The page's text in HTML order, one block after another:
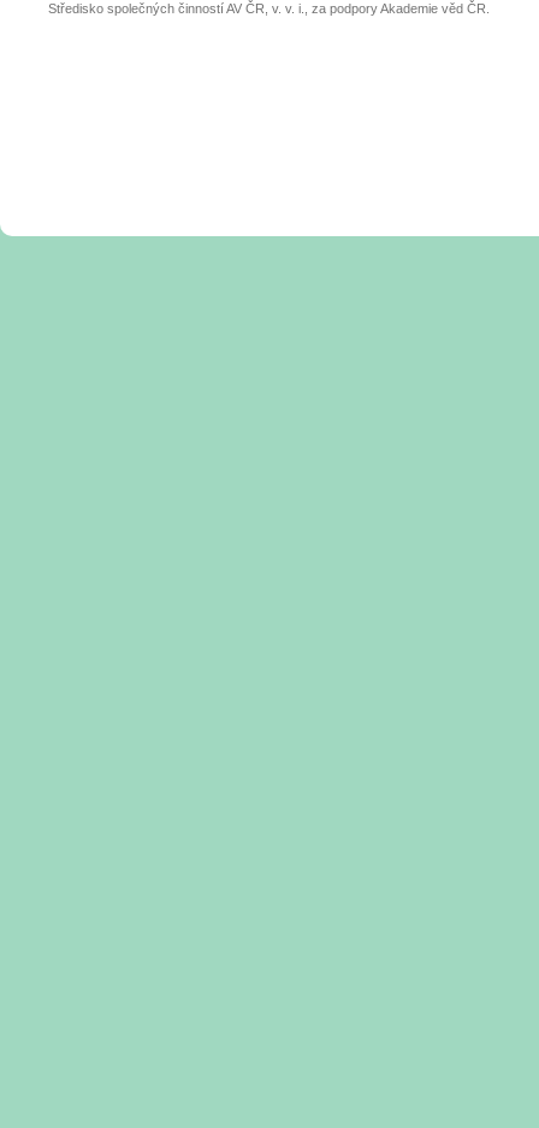
Středisko společných činností AV ČR, v. v. i., za podpory Akademie věd ČR.